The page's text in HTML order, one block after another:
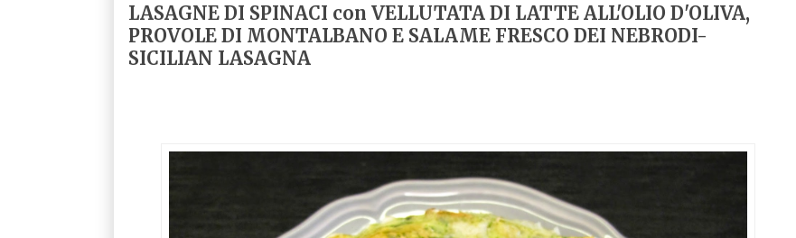
LASAGNE DI SPINACI con VELLUTATA DI LATTE ALL'OLIO D'OLIVA,
PROVOLE DI MONTALBANO E SALAME FRESCO DEI NEBRODI-
SICILIAN LASAGNA